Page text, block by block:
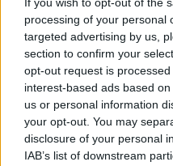
processing of your personal
targeted advertising by us,
section to confirm your
opt-out request is
interest-based ads based
us or personal information
your opt-out. You may
disclosure of your personal
IAB’s list of downstream
„Muzikinėje
vakaras. Tačiau
tiesų išskirtinis.
nukėlė į praėjusio
estrados aukso
primadoną Oną
Karina pasirinko